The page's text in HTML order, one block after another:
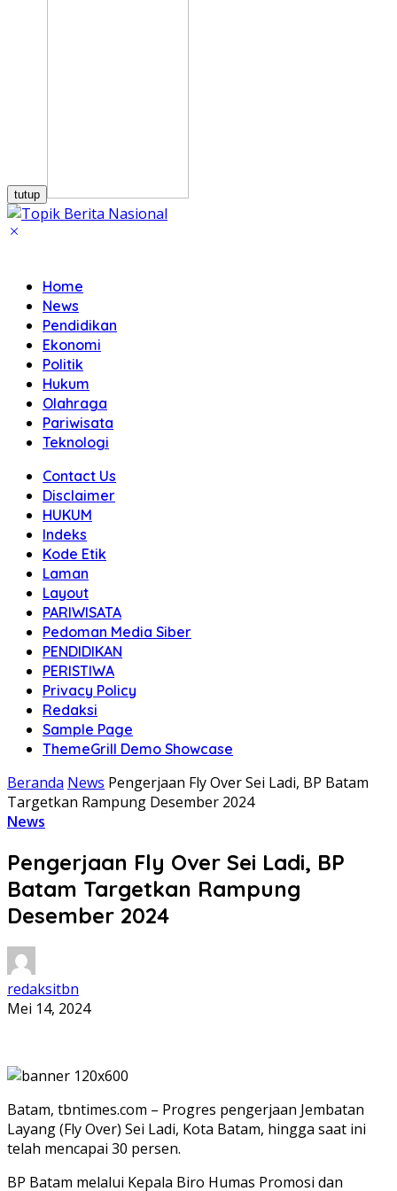
tutup
Home
News
Pendidikan
Ekonomi
Politik
Hukum
Olahraga
Pariwisata
Teknologi
Contact Us
Disclaimer
HUKUM
Indeks
Kode Etik
Laman
Layout
PARIWISATA
Pedoman Media Siber
PENDIDIKAN
PERISTIWA
Privacy Policy
Redaksi
Sample Page
ThemeGrill Demo Showcase
Beranda News Pengerjaan Fly Over Sei Ladi, BP Batam
Targetkan Rampung Desember 2024
News
Pengerjaan Fly Over Sei Ladi, BP
Batam Targetkan Rampung
Desember 2024
redaksitbn
Mei 14, 2024
Batam, tbntimes.com – Progres pengerjaan Jembatan
Layang (Fly Over) Sei Ladi, Kota Batam, hingga saat ini
telah mencapai 30 persen.
BP Batam melalui Kepala Biro Humas Promosi dan